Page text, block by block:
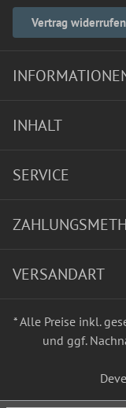
Vertrag widerrufen
INHALT
SERVICE
VERSANDART
* Alle Preise inkl.
und ggf.